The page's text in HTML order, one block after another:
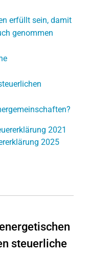
erfüllt sein, damit
genommen
2021
2025
steu­er­li­che